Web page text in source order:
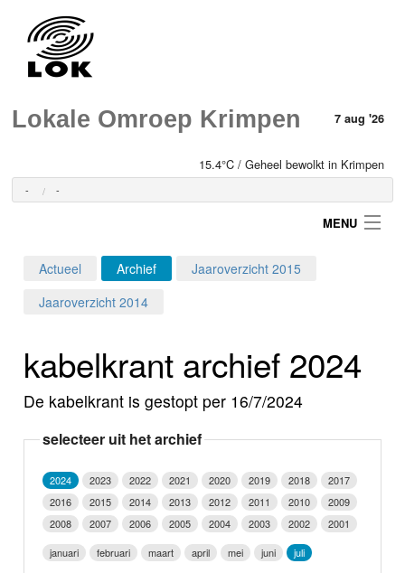
Lokale Omroep Krimpen 7 aug '26
15.4°C / Geheel bewolkt in Krimpen
- -
MENU
Programma's
Video
Webcam
Actueel Archief
Jaaroverzicht 2015
Jaaroverzicht 2014
kabelkrant archief 2024
De kabelkrant is gestopt per 16/7/2024
selecteer uit het archief
2024 2023 2022 2021 2020 2019 2018
2017
2016
2015 2014 2013 2012 2011 2010
2009
2008
2007 2006 2005 2004 2003 2002
2001
januari
februari maart april mei juni
juli